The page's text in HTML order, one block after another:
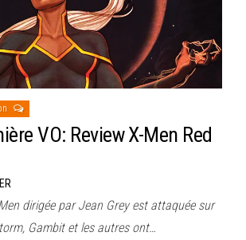
VO: Review X-Men Red
dirigée par Jean Grey est attaquée sur
Gambit et les autres ont…